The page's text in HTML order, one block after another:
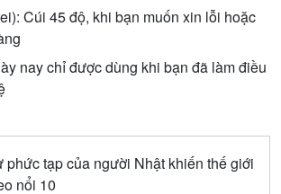
Cúi 45 độ, khi bạn muốn xin lỗi hoặc
nay chỉ được dùng khi bạn đã làm điều